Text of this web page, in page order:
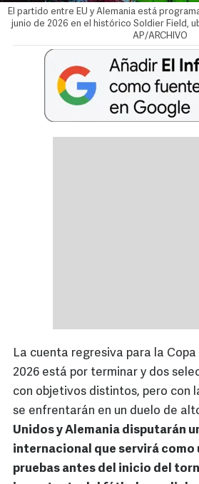
El partido entre EU y Alemania está
junio de 2026 en el histórico Soldier Field,
AP/ARCHIVO
La cuenta regresiva para la
2026 está por terminar y dos
con objetivos distintos, pero con
se enfrentarán en un duelo de
Unidos y Alemania disputarán
internacional que servirá como
pruebas antes del inicio del